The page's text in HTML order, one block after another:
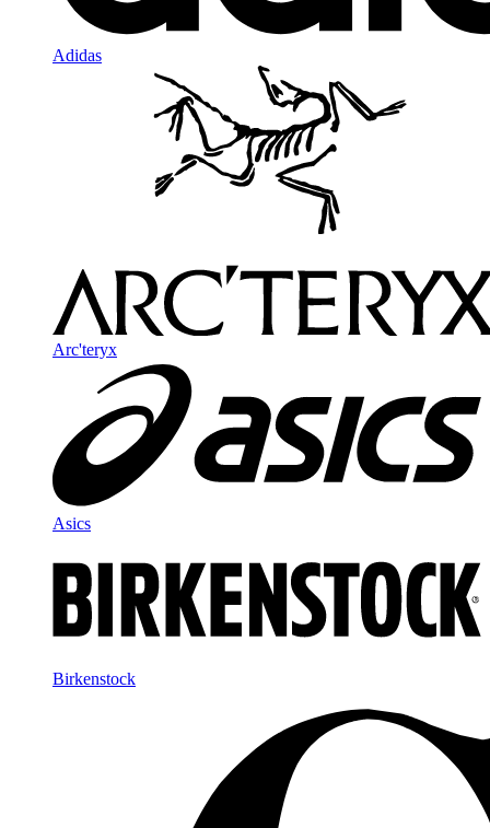
Adidas
Arc'teryx
Asics
Birkenstock